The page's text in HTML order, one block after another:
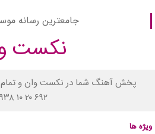
جامعترین رسانه
نکست
پخش آهنگ شما در نکست وان و
۰۹۳۸ ۱۰ ۲۰
ویژه ها